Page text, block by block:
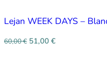
Lejan WEEK DAYS –
60,00€ 51,00 €